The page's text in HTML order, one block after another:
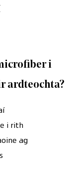
i
ardteochta?
i rith
ag